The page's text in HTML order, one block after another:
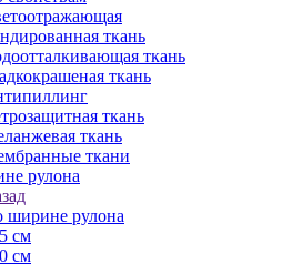
ткань
ткань
ткань
ткань
ткань
ткани
рулона
ширине рулона
см
см